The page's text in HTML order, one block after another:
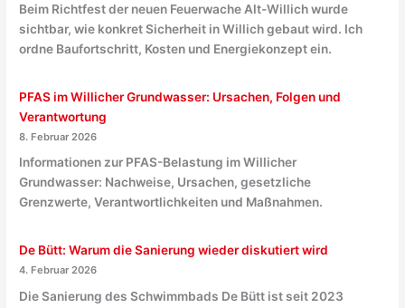
Beim Richtfest der neuen Feuerwache Alt-Willich wurde
sichtbar, wie konkret Sicherheit in Willich gebaut wird. Ich
ordne Baufortschritt, Kosten und Energiekonzept ein.
PFAS im Willicher Grundwasser: Ursachen, Folgen und
Verantwortung
8. Februar 2026
Informationen zur PFAS-Belastung im Willicher
Grundwasser: Nachweise, Ursachen, gesetzliche
Grenzwerte, Verantwortlichkeiten und Maßnahmen.
De Bütt: Warum die Sanierung wieder diskutiert wird
4. Februar 2026
Die Sanierung des Schwimmbads De Bütt ist seit 2023